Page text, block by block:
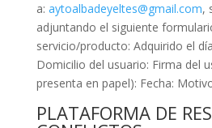
a: aytoalbadeyeltes@gmail.com,
adjuntando el siguiente
servicio/producto: Adquirido el
Domicilio del usuario: Firma del
presenta en papel): Fecha:
PLATAFORMA DE